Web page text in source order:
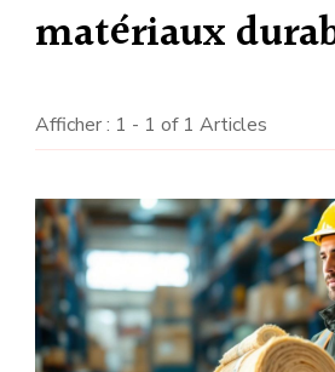
matériaux
Afficher : 1 - 1 of 1 Articles